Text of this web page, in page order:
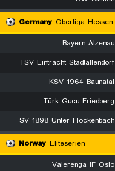
Germany Oberliga Hessen
Bayern Alzenau
TSV Eintracht Stadtallendorf
KSV 1964 Baunatal
Türk Gucu Friedberg
SV 1898 Unter Flockenbach
Norway Eliteserien
Valerenga IF Oslo